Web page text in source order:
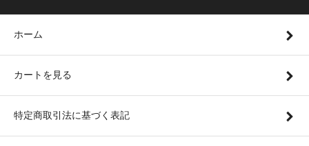
ホーム
カートを見る
特定商取引法に基づく表記